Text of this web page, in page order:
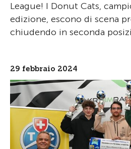
League! I Donut Cats,
edizione, escono di scena
chiudendo in seconda
29 febbraio 2024